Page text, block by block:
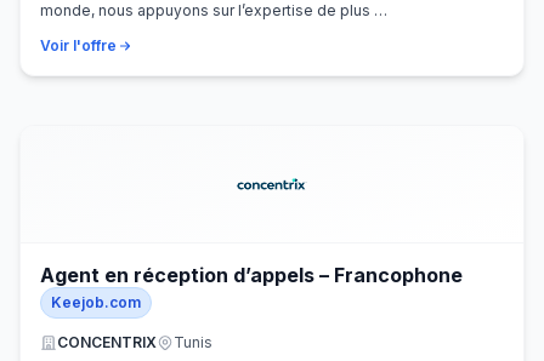
monde, nous appuyons sur l’expertise de plus …
Voir l'offre
Agent en réception d’appels – Francophone
Keejob.com
CONCENTRIX
Tunis